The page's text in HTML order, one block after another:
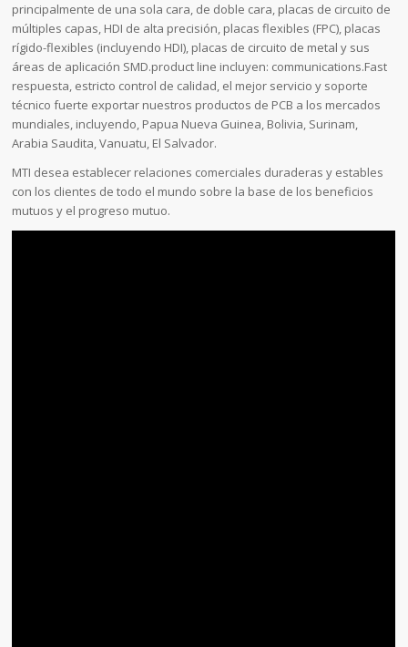
principalmente de una sola cara, de doble cara, placas de circuito de
múltiples capas, HDI de alta precisión, placas flexibles (FPC), placas
rígido-flexibles (incluyendo HDI), placas de circuito de metal y sus
áreas de aplicación SMD.product line incluyen: communications.Fast
respuesta, estricto control de calidad, el mejor servicio y soporte
técnico fuerte exportar nuestros productos de PCB a los mercados
mundiales, incluyendo, Papua Nueva Guinea, Bolivia, Surinam,
Arabia Saudita, Vanuatu, El Salvador.
MTI desea establecer relaciones comerciales duraderas y estables
con los clientes de todo el mundo sobre la base de los beneficios
mutuos y el progreso mutuo.